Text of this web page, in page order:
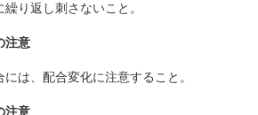
り返し刺さないこと。
注意
は、配合変化に注意すること。
注意